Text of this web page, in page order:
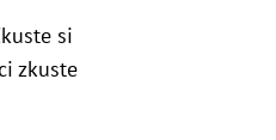
si
zkuste